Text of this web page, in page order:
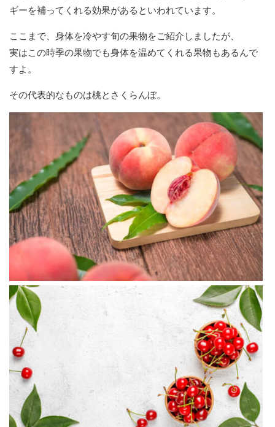
ギーを補ってくれる効果があるといわれています。
ここまで、身体を冷やす旬の果物をご紹介しましたが、
実はこの時季の果物でも身体を温めてくれる果物もあるんで
すよ。
その代表的なものは桃とさくらんぼ。